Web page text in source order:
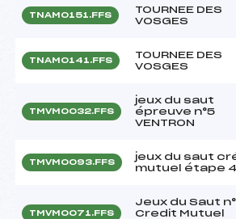
TNAM0151.FFS
TOURNEE DES
VOSGES
TNAM0141.FFS
TOURNEE DES
VOSGES
TMVM0032.FFS
jeux du saut
épreuve n°5
VENTRON
TMVM0093.FFS
jeux du saut
mutuel étape 4
TMVM0071.FFS
Jeux du Saut
Credit Mutuel